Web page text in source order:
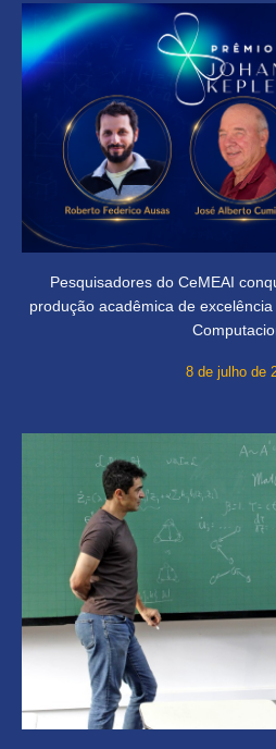
Pesquisadores do CeMEAI
produção acadêmica de
8 de julho de